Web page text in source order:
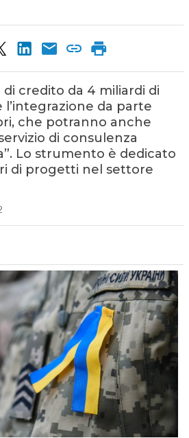
credito da 4 miliardi di
da parte
che potranno anche
di consulenza
Lo strumento è dedicato
di progetti nel settore